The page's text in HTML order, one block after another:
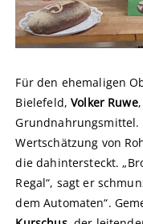
Für den ehemaligen
Bielefeld,Volker Ruwe
Grundnahrungsmittel.
Wertschätzung von
die dahintersteckt.
Regal“, sagt er
dem Automaten“.